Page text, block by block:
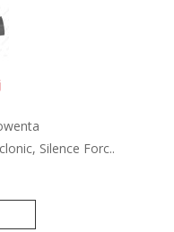
Silence Forc..